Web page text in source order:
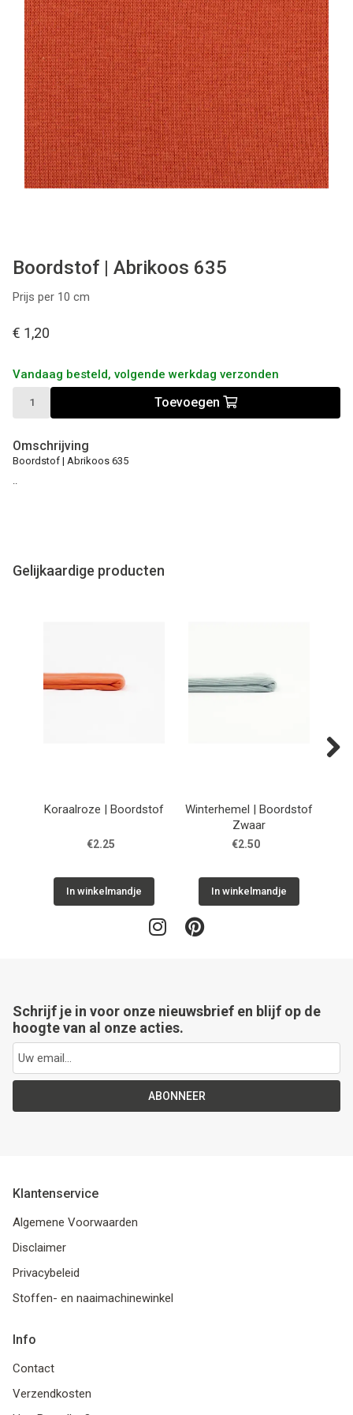
Tips & tricks
Cadeaubon
Solden
Contact
Boordstof | Abrikoos 635
Prijs per 10 cm
€ 1,20
Vandaag besteld, volgende werkdag verzonden
Toevoegen
Omschrijving
Boordstof | Abrikoos 635
Gelijkaardige producten
Koraalroze | Boordstof
€2.25
In winkelmandje
Winterhemel | Boordstof
Zwaar
€2.50
In winkelmandje
Schrijf je in voor onze nieuwsbrief en blijf op de
hoogte van al onze acties.
ABONNEER
Klantenservice
Algemene Voorwaarden
Disclaimer
Privacybeleid
Stoffen- en naaimachinewinkel
Info
Contact
Verzendkosten